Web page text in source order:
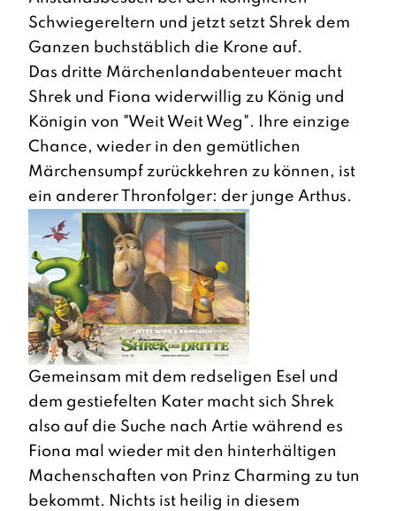
Schwiegereltern und jetzt setzt Shrek dem
Ganzen buchstäblich die Krone auf.
Das dritte Märchenlandabenteuer macht
Shrek und Fiona widerwillig zu König und
Königin von "Weit Weit Weg". Ihre einzige
Chance, wieder in den gemütlichen
Märchensumpf zurückkehren zu können, ist
ein anderer Thronfolger: der junge Arthus.
Gemeinsam mit dem redseligen Esel und
dem gestiefelten Kater macht sich Shrek
also auf die Suche nach Artie während es
Fiona mal wieder mit den hinterhältigen
Machenschaften von Prinz Charming zu tun
bekommt. Nichts ist heilig in diesem